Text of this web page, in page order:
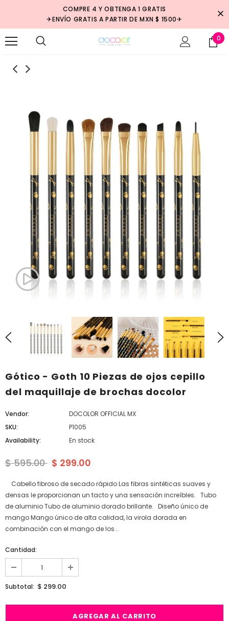
COMPRE 4 Y OBTENGA 1 GRATIS
✈ENVÍO GRATIS A PARTIR DE MXN $ 1500✈
0
Gótico - Goth 10 Piezas de ojos cepillo
del maquillaje de brochas docolor
Vendor:
DOCOLOR OFFICIAL MX
SKU:
P1005
Availability:
En stock
$ 595.00 $ 299.00
Cabello fibroso de secado rápido Las fibras sintéticas suaves y
densas le proporcionan un tacto y una sensación increíbles. Tubo
de aluminio Tubo de aluminio dorado brillante. Diseño único de
mango Mango único de alta calidad, la virola dorada en
combinación con el mango de los...
Cantidad:
Subtotal: $ 299.00